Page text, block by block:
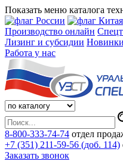
Показать меню каталога
Производство онлайн
Лизинг и субсидии
Работа у нас
8-800-333-74-74 отдел
+7 (351) 211-59-56 (доб. 114)
Заказать звонок